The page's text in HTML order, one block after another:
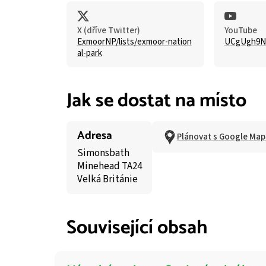
X (dříve Twitter)
ExmoorNP/lists/exmoor-nation
al-park
YouTube
Jak se dostat na místo
Adresa
Simonsbath
Minehead TA24
Velká Británie
Plánovat s Google
Související obsah